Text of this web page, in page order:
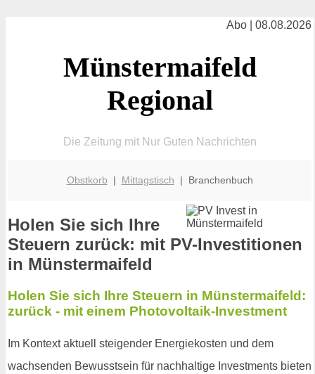
Abo | 08.08.2026
Münstermaifeld
Regional
Die Zeitung mit Nur Guten Nachrichten
Obstkorb | Mittagstisch | Branchenbuch
Holen Sie sich Ihre
Steuern zurück: mit PV-Investitionen
in Münstermaifeld
Holen Sie sich Ihre Steuern in Münstermaifeld:
zurück - mit einem Photovoltaik-Investment
Im Kontext aktuell steigender Energiekosten und dem
wachsenden Bewusstsein für nachhaltige Investments bieten